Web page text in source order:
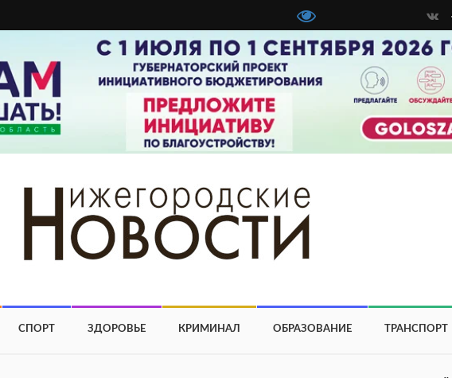
СПОРТ ЗДОРОВЬЕ КРИМИНАЛ ОБРАЗОВАНИЕ ТРАНСПОРТ